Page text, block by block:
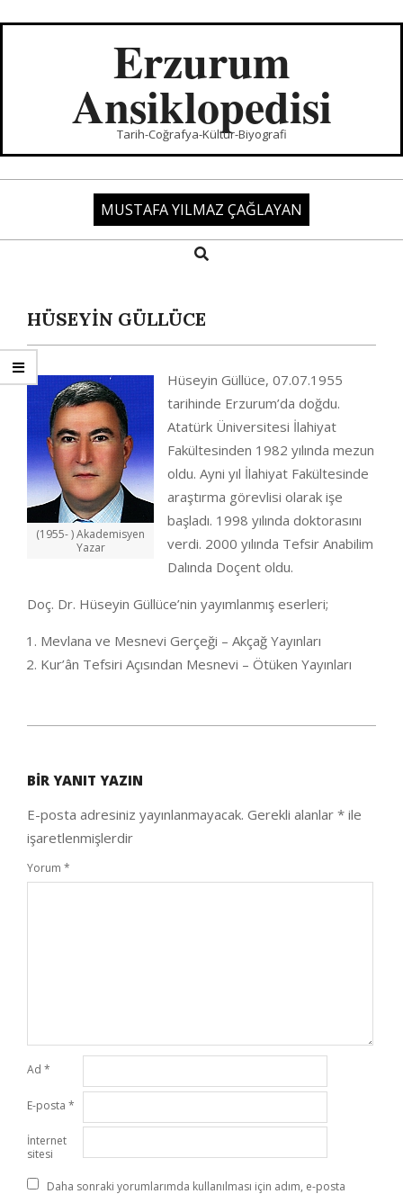
Erzurum
Ansiklopedisi
Tarih-Coğrafya-Kültür-Biyografi
MUSTAFA YILMAZ ÇAĞLAYAN
Search
HÜSEYİN GÜLLÜCE
(1955- ) Akademisyen
Yazar
Hüseyin Güllüce, 07.07.1955
tarihinde Erzurum’da doğdu.
Atatürk Üniversitesi İlahiyat
Fakültesinden 1982 yılında mezun
oldu. Ayni yıl İlahiyat Fakültesinde
araştırma görevlisi olarak işe
başladı. 1998 yılında doktorasını
verdi. 2000 yılında Tefsir Anabilim
Dalında Doçent oldu.
Doç. Dr. Hüseyin Güllüce’nin yayımlanmış eserleri;
Mevlana ve Mesnevi Gerçeği – Akçağ Yayınları
Kur’ân Tefsiri Açısından Mesnevi – Ötüken Yayınları
04
BIR YANIT YAZIN
E-posta adresiniz yayınlanmayacak. Gerekli alanlar * ile
işaretlenmişlerdir
Yorum *
Ad *
E-posta *
İnternet
sitesi
Daha sonraki yorumlarımda kullanılması için adım, e-posta